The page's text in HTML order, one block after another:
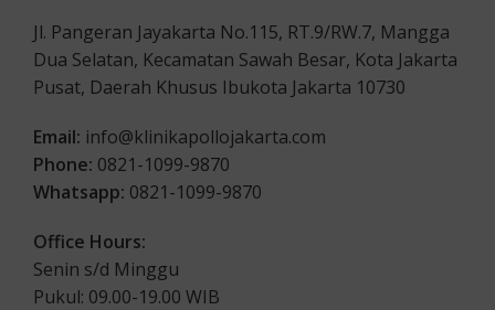
Jl. Pangeran Jayakarta No.115, RT.9/RW.7, Mangga
Dua Selatan, Kecamatan Sawah Besar, Kota Jakarta
Pusat, Daerah Khusus Ibukota Jakarta 10730
Email: info@klinikapollojakarta.com
Phone: 0821-1099-9870
Whatsapp: 0821-1099-9870
Office Hours:
Senin s/d Minggu
Pukul: 09.00-19.00 WIB